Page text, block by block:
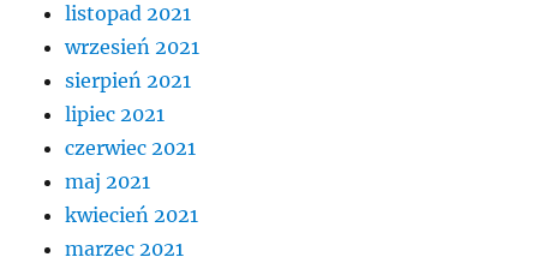
listopad 2021
wrzesień 2021
sierpień 2021
lipiec 2021
czerwiec 2021
maj 2021
kwiecień 2021
marzec 2021